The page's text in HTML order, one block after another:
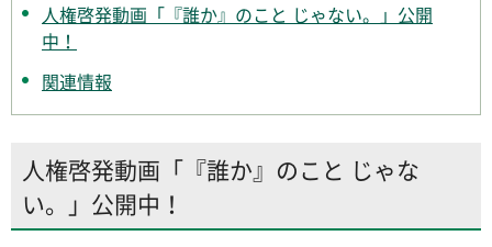
人権啓発動画「『誰か』のこと じゃない。」公開
中！
関連情報
人権啓発動画「『誰か』のこと じゃな
い。」公開中！